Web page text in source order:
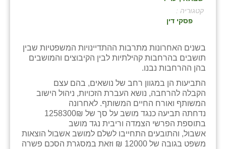
קטגוריה :
פסקי דין
בשנים האחרונות מתרבות ההתדיינויות המשפטיות שבין
תושבים בהרחבות קהילתיות לבין הקיבוצים והמושבים
בהן ההרחבות נבנו.
התביעות הן במגוון רחב של נושאים, בהם עצם
הקבלה להרחבה, נושא העברת הזכויות, ניהול הישוב
המשותף ואורח החיים המשותף. לאחרונה
נדחתה תביעה כנגד מושב על סך של 1258300₪
בתוספת הפרשי הצמדה וריבית נגד מושב
אשבול, והתובעים התחייבו לשלם למושב אשבול הוצאות
משפט בגובה של 12000 ₪ וזאת במסגרת הסכם פשרה
בני ציון
בקעות
ֿגבעת שפירא
גן הדרום
גן השומרון
גני עם